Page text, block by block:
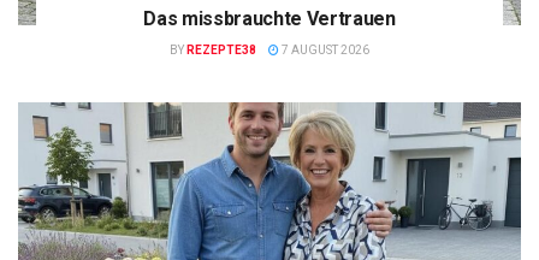
Das missbrauchte Vertrauen
BY REZEPTE38 7 AUGUST 2026